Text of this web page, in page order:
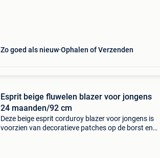
Zo goed als nieuw Ophalen of Verzenden
Esprit beige fluwelen blazer voor jongens
24 maanden/92 cm
Deze beige esprit corduroy blazer voor jongens is
voorzien van decoratieve patches op de borst en